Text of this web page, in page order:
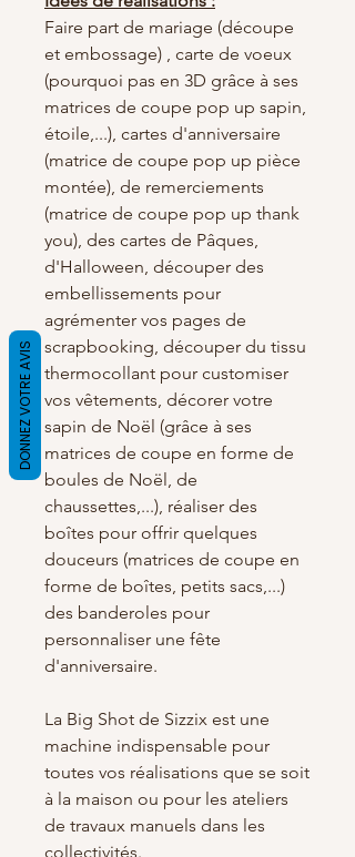
Faire part de mariage (découpe
et embossage) , carte de voeux
(pourquoi pas en 3D grâce à ses
matrices de coupe pop up sapin,
étoile,...), cartes d'anniversaire
(matrice de coupe pop up pièce
montée), de remerciements
(matrice de coupe pop up thank
you), des cartes de Pâques,
d'Halloween, découper des
embellissements pour
agrémenter vos pages de
scrapbooking, découper du tissu
thermocollant pour customiser
vos vêtements, décorer votre
sapin de Noël (grâce à ses
matrices de coupe en forme de
boules de Noël, de
chaussettes,...), réaliser des
boîtes pour offrir quelques
douceurs (matrices de coupe en
forme de boîtes, petits sacs,...)
des banderoles pour
personnaliser une fête
d'anniversaire.
La Big Shot de Sizzix est une
machine indispensable pour
toutes vos réalisations que se soit
à la maison ou pour les ateliers
de travaux manuels dans les
collectivités.
DONNEZ VOTRE AVIS